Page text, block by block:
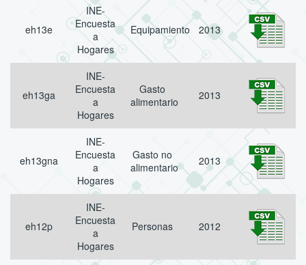
eh13e
INE-
Encuesta
a
Hogares
Equipamiento 2013
eh13ga
INE-
Encuesta
a
Hogares
Gasto
alimentario
2013
eh13gna
INE-
Encuesta
a
Hogares
Gasto no
alimentario
2013
eh12p
INE-
Encuesta
a
Hogares
Personas 2012